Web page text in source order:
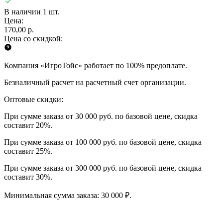
В наличии 1 шт.
Цена:
170,00 р.
Цена со скидкой:
Компания «ИгроТойс» работает по 100% предоплате.
Безналичный расчет на расчетный счет организации.
Оптовые скидки:
При сумме заказа от 30 000 руб. по базовой цене, скидка
составит 20%.
При сумме заказа от 100 000 руб. по базовой цене, скидка
составит 25%.
При сумме заказа от 300 000 руб. по базовой цене, скидка
составит 30%.
Минимальная сумма заказа: 30 000 ₽.